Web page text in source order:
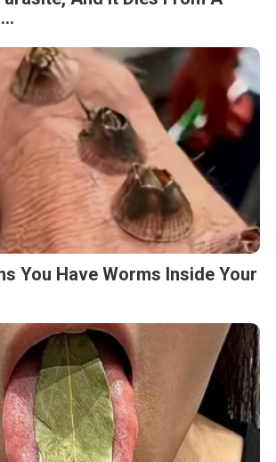
You Have Worms Inside Your